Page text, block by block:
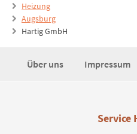
Heizung
Augsburg
Hartig GmbH
Über uns Impressum
Service